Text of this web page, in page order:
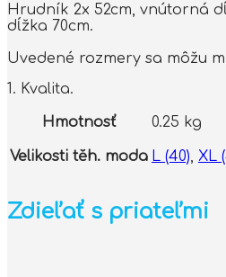
Hrudník 2x 52cm, vnútorná
dĺžka 70cm.
Uvedené rozmery sa môžu
1. Kvalita.
Hmotnosť 0.25 kg
Velikosti těh. moda L (40), XL
Zdieľať s priateľmi